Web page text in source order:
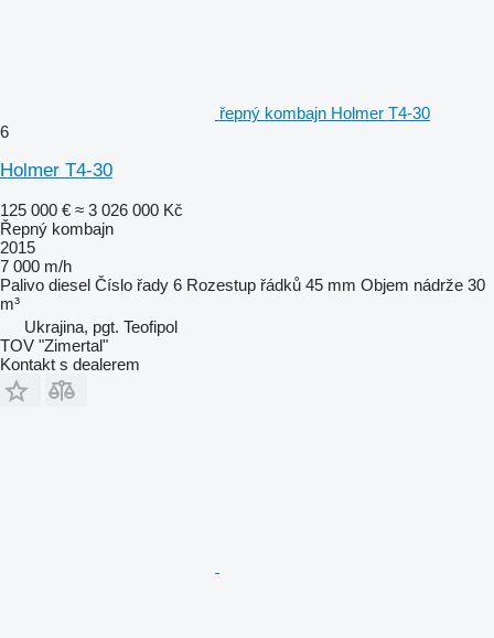
řepný kombajn Holmer T4-30
6
Holmer T4-30
125 000 € ≈ 3 026 000 Kč
Řepný kombajn
2015
7 000 m/h
Palivo diesel Číslo řady 6 Rozestup řádků 45 mm Objem nádrže 30
m³
Ukrajina, pgt. Teofipol
TOV "Zimertal"
Kontakt s dealerem